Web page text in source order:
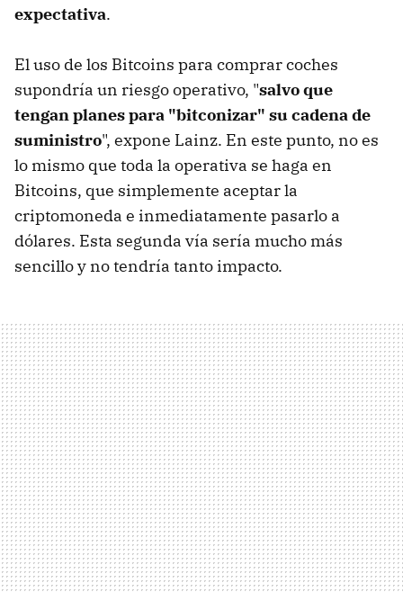
expectativa.
El uso de los Bitcoins para comprar coches
supondría un riesgo operativo, "salvo que
tengan planes para "bitconizar" su cadena de
suministro", expone Lainz. En este punto, no es
lo mismo que toda la operativa se haga en
Bitcoins, que simplemente aceptar la
criptomoneda e inmediatamente pasarlo a
dólares. Esta segunda vía sería mucho más
sencillo y no tendría tanto impacto.